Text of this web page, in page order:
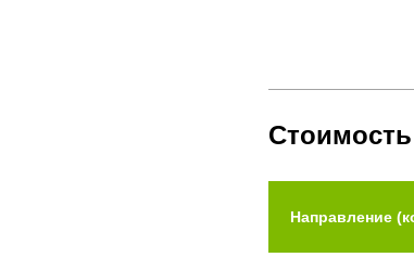
Направление